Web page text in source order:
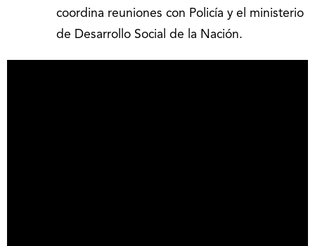
coordina reuniones con Policía y el ministerio
de Desarrollo Social de la Nación.